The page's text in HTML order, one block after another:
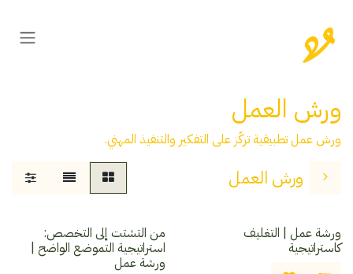
ورش العمل
ورش عمل تطبيقية تركّز على التفكير والتنفيذ المهني.
ورش العمل
ورشة عمل | التغليف
كاستراتيجية
من التشتت إلى التخصص:
استراتيجية التموضع الواضح |
ورشة عمل